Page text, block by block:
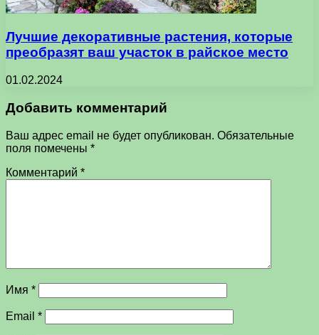
Лучшие декоративные растения, которые
преобразят ваш участок в райское место
01.02.2024
Добавить комментарий
Ваш адрес email не будет опубликован. Обязательные
поля помечены *
Комментарий *
Имя *
Email *